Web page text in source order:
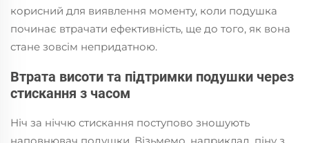
корисний для виявлення моменту, коли подушка
починає втрачати ефективність, ще до того, як вона
стане зовсім непридатною.
Втрата висоти та підтримки подушки через
стискання з часом
Ніч за ніччю стискання поступово зношують
наповнювач подушки. Візьмемо, наприклад, піну з